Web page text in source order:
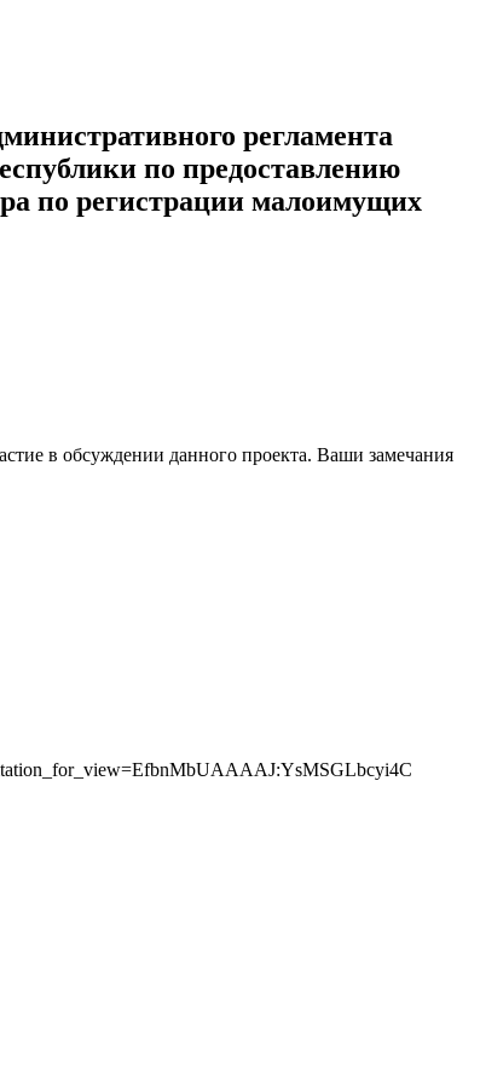
регламента
по предоставлению
по регистрации малоимущих
в обсуждении данного проекта. Ваши замечания